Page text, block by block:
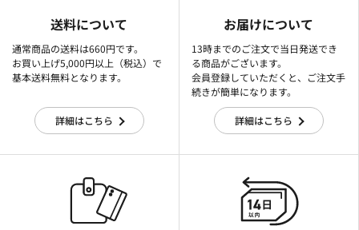
送料について
通常商品の送料は660円です。
お買い上げ5,000円以上（税込）で
基本送料無料となります。
詳細はこちら
お届けについて
13時までのご注文で当日発送でき
る商品がございます。
会員登録していただくと、ご注文手
続きが簡単になります。
詳細はこちら